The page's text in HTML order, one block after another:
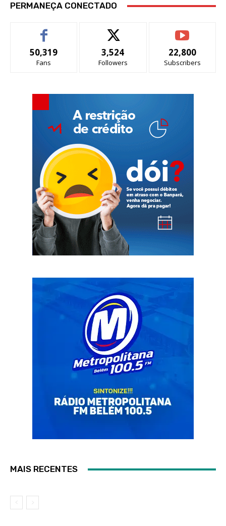
PERMANEÇA CONECTADO
50,319
Fans
3,524
Followers
22,800
Subscribers
MAIS RECENTES